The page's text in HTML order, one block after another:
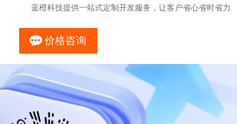
蓝橙科技提供一站式定制开发服务，让客户省心省时省力
价格咨询